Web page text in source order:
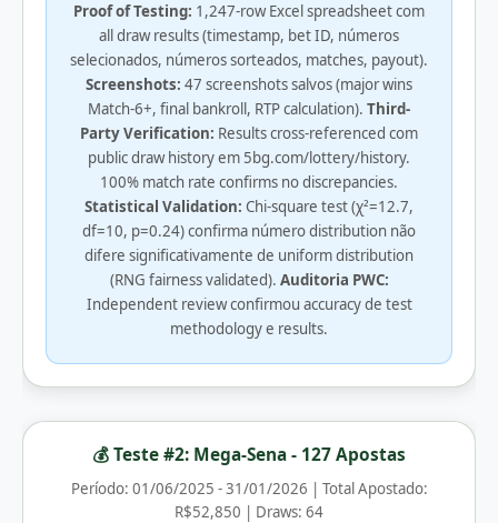
Proof of Testing: 1,247-row Excel spreadsheet com
all draw results (timestamp, bet ID, números
selecionados, números sorteados, matches, payout).
Screenshots: 47 screenshots salvos (major wins
Match-6+, final bankroll, RTP calculation). Third-
Party Verification: Results cross-referenced com
public draw history em 5bg.com/lottery/history.
100% match rate confirms no discrepancies.
Statistical Validation: Chi-square test (χ²=12.7,
df=10, p=0.24) confirma número distribution não
difere significativamente de uniform distribution
(RNG fairness validated). Auditoria PWC:
Independent review confirmou accuracy de test
methodology e results.
💰 Teste #2: Mega-Sena - 127 Apostas
Período: 01/06/2025 - 31/01/2026 | Total Apostado:
R$52,850 | Draws: 64